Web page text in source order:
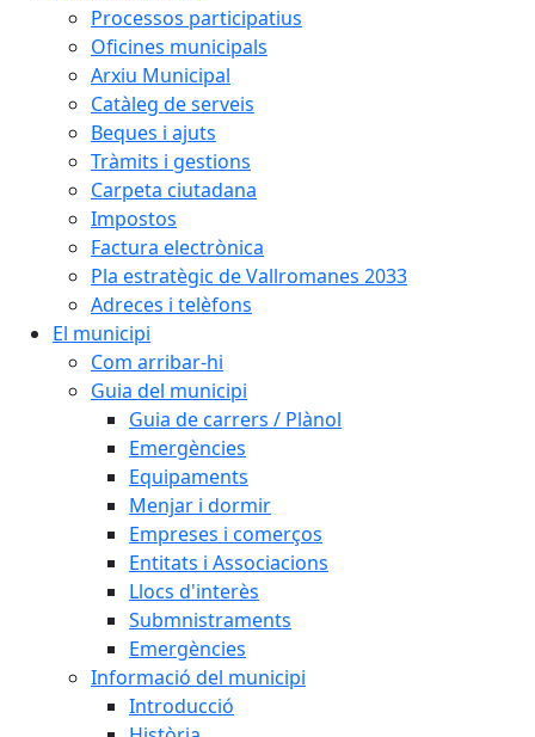
Processos participatius
Oficines municipals
Arxiu Municipal
Catàleg de serveis
Beques i ajuts
Tràmits i gestions
Carpeta ciutadana
Impostos
Factura electrònica
Pla estratègic de Vallromanes 2033
Adreces i telèfons
El municipi
Com arribar-hi
Guia del municipi
Guia de carrers / Plànol
Emergències
Equipaments
Menjar i dormir
Empreses i comerços
Entitats i Associacions
Llocs d'interès
Submnistraments
Emergències
Informació del municipi
Introducció